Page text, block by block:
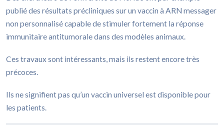
publié des résultats précliniques sur un vaccin à ARN messager
non personnalisé capable de stimuler fortement la réponse
immunitaire antitumorale dans des modèles animaux.
Ces travaux sont intéressants, mais ils restent encore très
précoces.
Ils ne signifient pas qu’un vaccin universel est disponible pour
les patients.